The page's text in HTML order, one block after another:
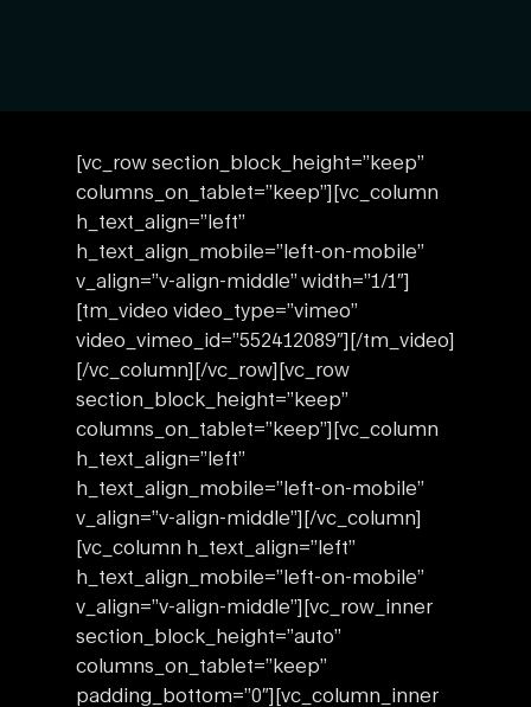
[vc_row section_block_height=”keep”
columns_on_tablet=”keep”][vc_column
h_text_align=”left”
h_text_align_mobile=”left-on-mobile”
v_align=”v-align-middle” width=”1/1″]
[tm_video video_type=”vimeo”
video_vimeo_id=”552412089″][/tm_video]
[/vc_column][/vc_row][vc_row
section_block_height=”keep”
columns_on_tablet=”keep”][vc_column
h_text_align=”left”
h_text_align_mobile=”left-on-mobile”
v_align=”v-align-middle”][/vc_column]
[vc_column h_text_align=”left”
h_text_align_mobile=”left-on-mobile”
v_align=”v-align-middle”][vc_row_inner
section_block_height=”auto”
columns_on_tablet=”keep”
padding_bottom=”0″][vc_column_inner